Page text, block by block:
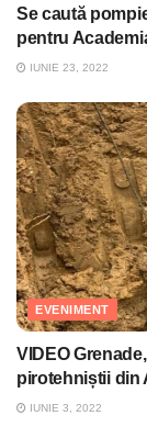
Se caută
pentru
IUNIE 23, 2022
EVENIMENT
VIDEO
pirotehniștii din
IUNIE 3, 2022